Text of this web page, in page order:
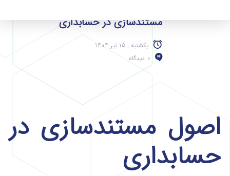
مستندسازی در حسابداری
یکشنبه , 15 تیر 1404
0 دیدگاه
اصول مستندسازی در
حسابداری